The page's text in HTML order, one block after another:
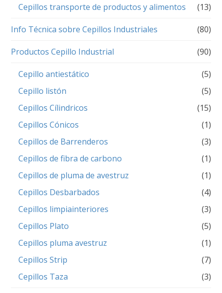
Cepillos transporte de productos y alimentos
(13)
Info Técnica sobre Cepillos Industriales (80)
Productos Cepillo Industrial (90)
Cepillo antiestático
(5)
Cepillo listón
(5)
Cepillos Cílindricos
(15)
Cepillos Cónicos
(1)
Cepillos de Barrenderos
(3)
Cepillos de fibra de carbono
(1)
Cepillos de pluma de avestruz
(1)
Cepillos Desbarbados
(4)
Cepillos limpiainteriores
(3)
Cepillos Plato
(5)
Cepillos pluma avestruz
(1)
Cepillos Strip
(7)
Cepillos Taza
(3)